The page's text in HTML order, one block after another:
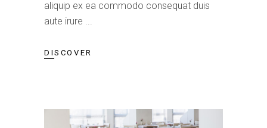
aliquip ex ea commodo consequat duis
aute irure
DISCOVER